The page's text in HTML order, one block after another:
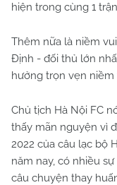
hiện trong cùng 1
Thêm nữa là niềm
Định - đối thủ lớn
hưởng trọn vẹn niềm
Chủ tịch Hà Nội FC
thấy mãn nguyện vì
2022 của câu lạc bộ
năm nay, có nhiều
câu chuyện thay